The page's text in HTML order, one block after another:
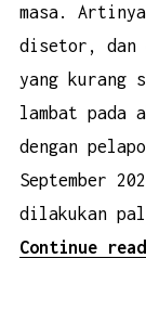
masa.
disetor, dan
yang kurang
lambat pada
dengan
September
dilakukan
Continue